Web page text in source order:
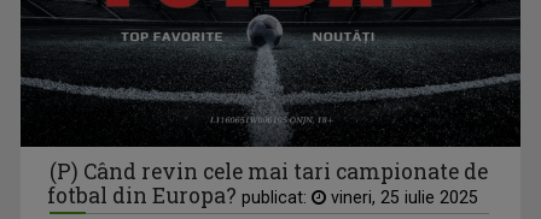
TVR Sport transmite în direct semifinalele și finalele
Campionatelor Europene de canotaj de la Varese
(P) Când revin cele mai tari campionate de
fotbal din Europa? publicat: vineri, 25 iulie 2025